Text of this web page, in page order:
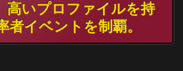
高いプロファイルを持
者イベントを制覇。